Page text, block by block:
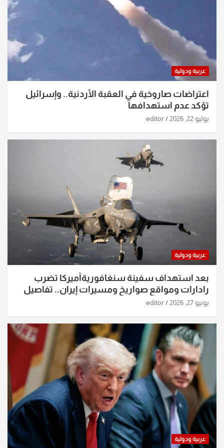
عربية ودولية
اعتراضات صاروخية في العقبة الأردنية.. وإسرائيل
تؤكد عدم استهدافها
يوليو 22, 2026 editor
عربية ودولية
بعد استهداف سفينة سنغافوريةأميركا تضرب
رادارات ومواقع صواريخ ومسيرات إيران.. تفاصيل
الساعات الماضية
يونيو 27, 2026 editor
عربية ودولية